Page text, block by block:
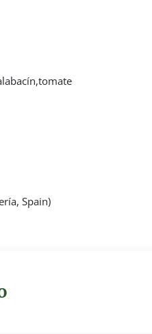
Spain)